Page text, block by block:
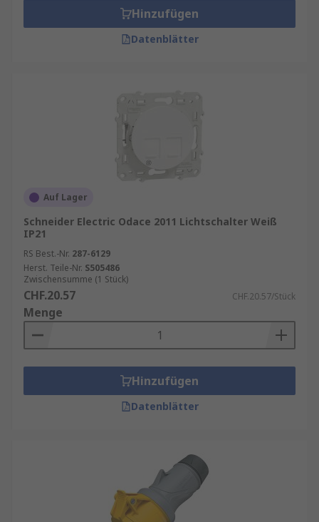
Hinzufügen
Datenblätter
Auf Lager
Schneider Electric Odace 2011 Lichtschalter Weiß
IP21
RS Best.-Nr. 287-6129
Herst. Teile-Nr. S505486
Zwischensumme (1 Stück)
CHF.20.57 CHF.20.57/Stück
Menge
Hinzufügen
Datenblätter